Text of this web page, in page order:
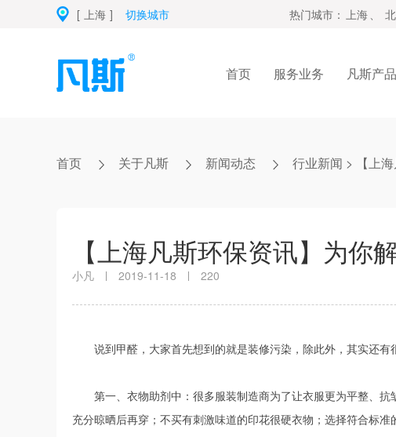
[ 上海 ] 切换城市 热门城市： 上海 、
首页 服务业务 凡斯产品
首页 关于凡斯 新闻动态 行业新闻 > 【上
【上海凡斯环保资讯】为你
小凡 2019-11-18 220
说到甲醛，大家首先想到的就是装修污染，除此外，其实还有
第一、衣物助剂中：很多服装制造商为了让衣服更为平整、抗
充分晾晒后再穿；不买有刺激味道的印花很硬衣物；选择符合标准